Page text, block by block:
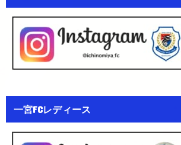
一宮FCレディース